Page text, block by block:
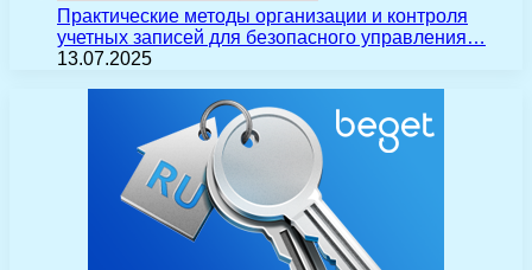
Практические методы организации и контроля
учетных записей для безопасного управления…
13.07.2025